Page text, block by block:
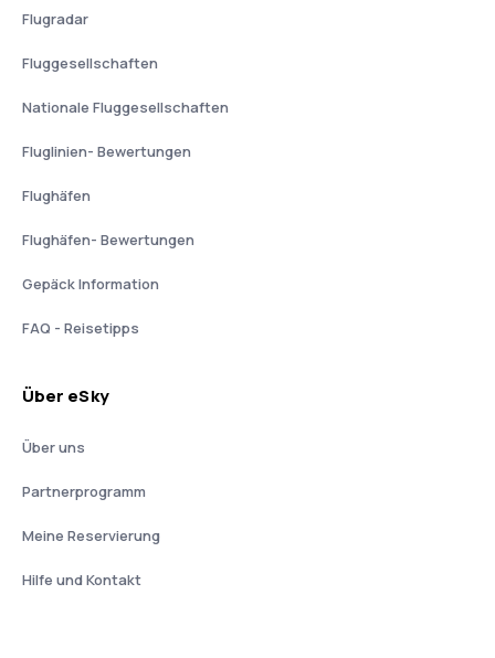
Flugradar
Fluggesellschaften
Nationale Fluggesellschaften
Fluglinien- Bewertungen
Flughäfen
Flughäfen- Bewertungen
Gepäck Information
FAQ - Reisetipps
Über eSky
Über uns
Partnerprogramm
Meine Reservierung
Hilfe und Kontakt